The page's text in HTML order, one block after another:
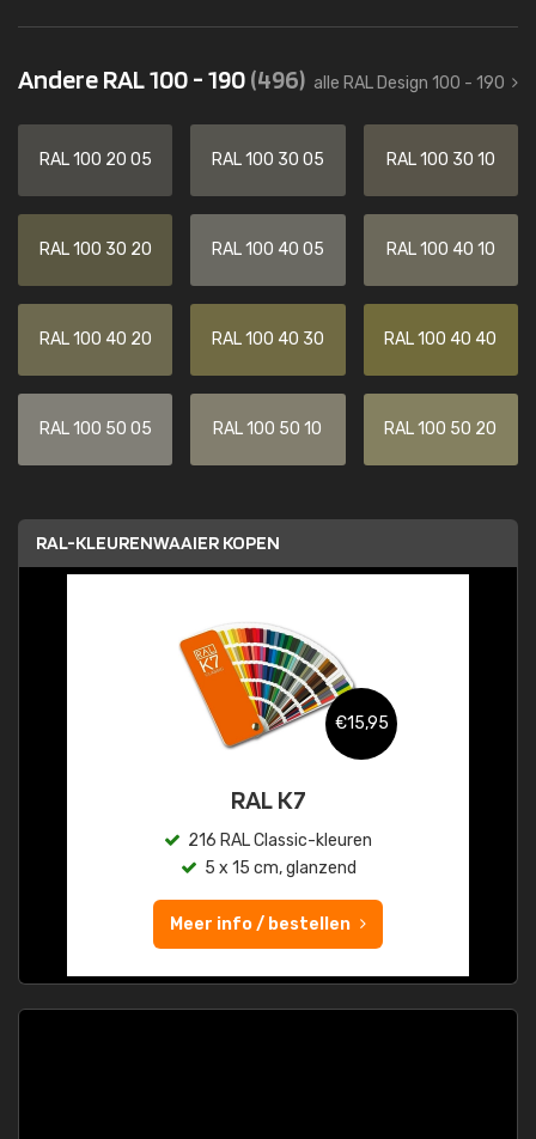
Andere RAL 100 - 190(496) alle RAL Design 100 - 190
RAL 100 20 05 RAL 100 30 05 RAL 100 30 10
RAL 100 30 20 RAL 100 40 05 RAL 100 40 10
RAL 100 40 20 RAL 100 40 30 RAL 100 40 40
RAL 100 50 05 RAL 100 50 10 RAL 100 50 20
RAL-KLEURENWAAIER KOPEN
€15,95
RAL K7
216 RAL Classic-kleuren
5 x 15 cm, glanzend
Meer info / bestellen